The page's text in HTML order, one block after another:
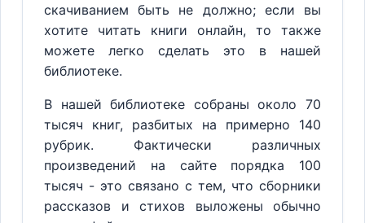
скачиванием быть не должно; если вы
хотите читать книги онлайн, то также
можете легко сделать это в нашей
библиотеке.
В нашей библиотеке собраны около 70
тысяч книг, разбитых на примерно 140
рубрик. Фактически различных
произведений на сайте порядка 100
тысяч - это связано с тем, что сборники
рассказов и стихов выложены обычно